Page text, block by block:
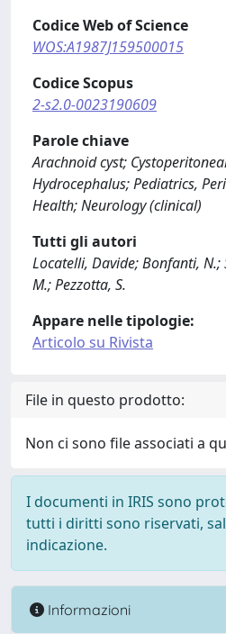
Codice Web of Science
WOS:A1987J159500015
Codice Scopus
2-s2.0-0023190609
Parole chiave
Arachnoid cyst;
Hydrocephalus; Pediatrics,
Health; Neurology (clinical)
Tutti gli autori
Locatelli, Davide; Bonfanti, N.;
M.; Pezzotta, S.
Appare nelle tipologie:
Articolo su Rivista
File in questo prodotto:
Non ci sono file associati a
I documenti in IRIS sono
tutti i diritti sono riservati,
indicazione.
Informazioni